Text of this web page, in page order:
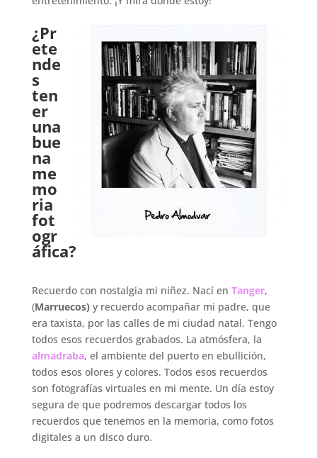
¿Pr
ete
nde
s
ten
er
una
bue
na
me
mo
ria
fot
ogr
áfica?
Recuerdo con nostalgia mi niñez. Nací en Tanger,
(Marruecos) y recuerdo acompañar mi padre, que
era taxista, por las calles de mi ciudad natal. Tengo
todos esos recuerdos grabados. La atmósfera, la
almadraba, el ambiente del puerto en ebullición,
todos esos olores y colores. Todos esos recuerdos
son fotografías virtuales en mi mente. Un día estoy
segura de que podremos descargar todos los
recuerdos que tenemos en la memoria, como fotos
digitales a un disco duro.